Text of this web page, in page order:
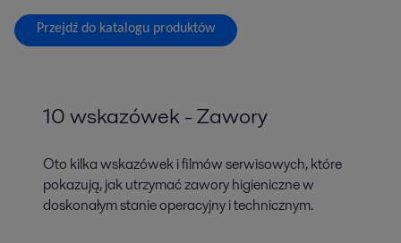
Przejdź do katalogu produktów
10 wskazówek - Zawory
Oto kilka wskazówek i filmów serwisowych, które
pokazują, jak utrzymać zawory higieniczne w
doskonałym stanie operacyjny i technicznym.